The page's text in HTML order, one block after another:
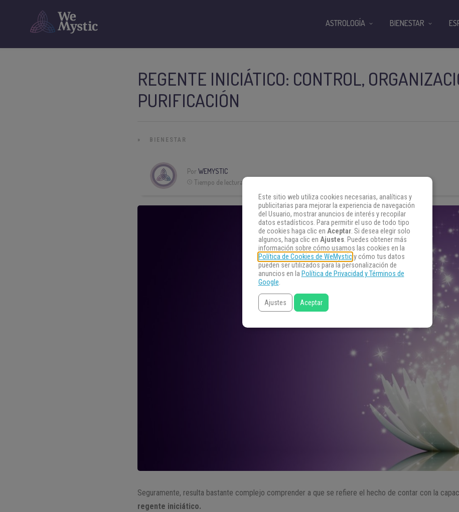
REGENTE INICIÁTICO: CONTROL,
PURIFICACIÓN
» BIENESTAR
Por WEMYSTIC
Tiempo de lectura:
Seguramente, resulta bastante complejo comprender a que se refiere el hecho de contar con la
regente iniciático.
ASTROLOGÍA BIENESTAR
Este sitio web utiliza cookies necesarias, analíticas y
publicitarias para mejorar la experiencia de navegación
del Usuario, mostrar anuncios de interés y recopilar
datos estadísticos. Para permitir el uso de todo tipo
de cookies haga clic en Aceptar. Si desea elegir solo
algunos, haga clic en Ajustes. Puedes obtener más
información sobre cómo usamos las cookies en la
Política de Cookies de WeMysticy cómo tus datos
pueden ser utilizados para la personalización de
anuncios en la Política de Privacidad y Términos de
Google.
Ajustes Aceptar